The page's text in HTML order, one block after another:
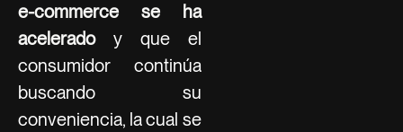
e-commerce se ha
aceleradoy que el
consumidor continúa
buscando su
conveniencia, la cual se